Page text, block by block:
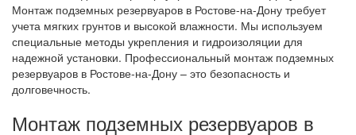
Монтаж подземных резервуаров в Ростове-на-Дону требует
учета мягких грунтов и высокой влажности. Мы используем
специальные методы укрепления и гидроизоляции для
надежной установки. Профессиональный монтаж подземных
резервуаров в Ростове-на-Дону – это безопасность и
долговечность.
Монтаж подземных резервуаров в